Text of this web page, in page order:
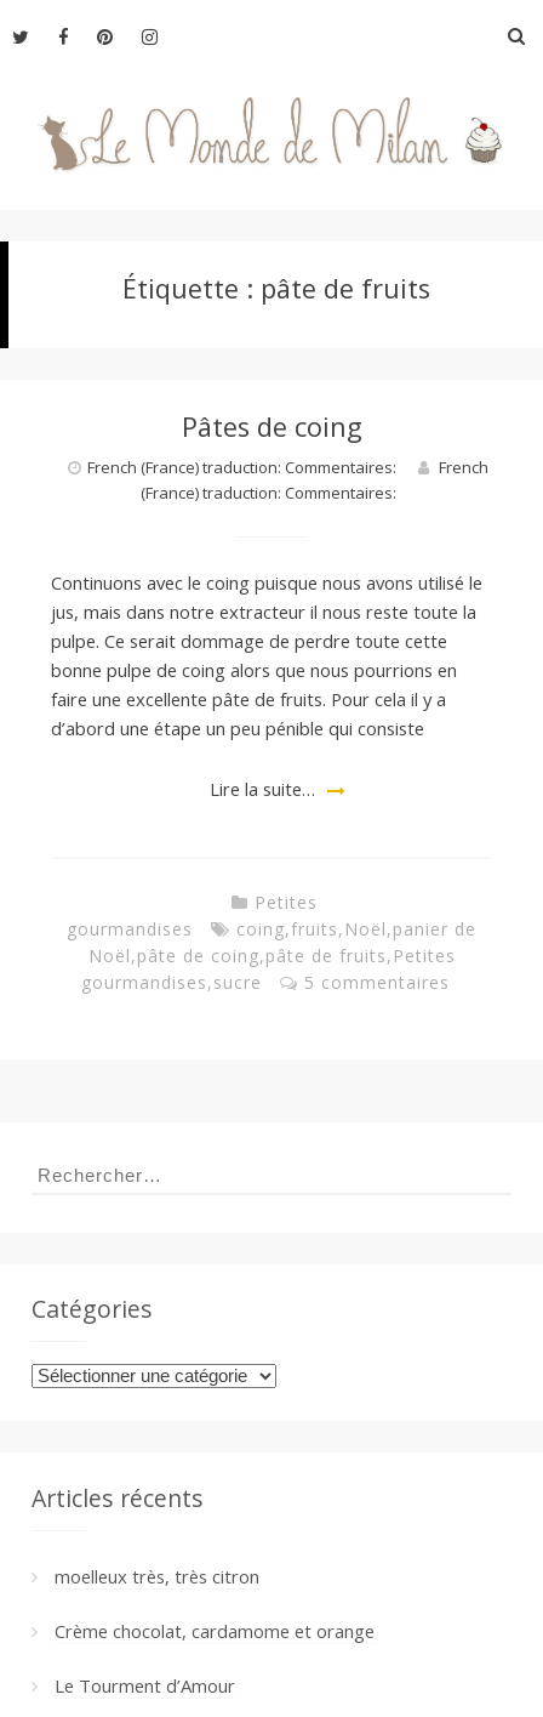
au
Étiquette : pâte de fruits
Pâtes de coing
French (France) traduction: Commentaires:
French
(France) traduction: Commentaires:
Continuons avec le coing puisque nous avons utilisé le
jus, mais dans notre extracteur il nous reste toute la
pulpe. Ce serait dommage de perdre toute cette
bonne pulpe de coing alors que nous pourrions en
faire une excellente pâte de fruits. Pour cela il y a
d’abord une étape un peu pénible qui consiste
Lire la suite…
Petites
gourmandises
coing,fruits, Noël,panier de
Noël,pâte de coing,pâte de fruits, Petites
gourmandises,sucre 5 commentaires
Rechercher :
Catégories
Catégories
Articles récents
moelleux très, très citron
Crème chocolat, cardamome et orange
Le Tourment d’Amour